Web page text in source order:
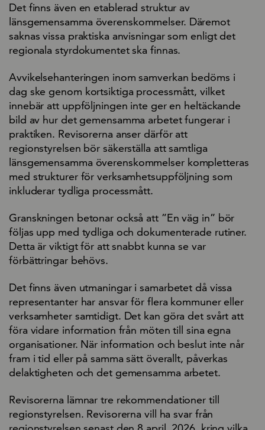
Det finns även en etablerad struktur av
länsgemensamma överenskommelser. Däremot
saknas vissa praktiska anvisningar som enligt det
regionala styrdokumentet ska finnas.
Avvikelsehanteringen inom samverkan bedöms i
dag ske genom kortsiktiga processmått, vilket
innebär att uppföljningen inte ger en heltäckande
bild av hur det gemensamma arbetet fungerar i
praktiken. Revisorerna anser därför att
regionstyrelsen bör säkerställa att samtliga
länsgemensamma överenskommelser kompletteras
med strukturer för verksamhetsuppföljning som
inkluderar tydliga processmått.
Granskningen betonar också att ”En väg in” bör
följas upp med tydliga och dokumenterade rutiner.
Detta är viktigt för att snabbt kunna se var
förbättringar behövs.
Det finns även utmaningar i samarbetet då vissa
representanter har ansvar för flera kommuner eller
verksamheter samtidigt. Det kan göra det svårt att
föra vidare information från möten till sina egna
organisationer. När information och beslut inte når
fram i tid eller på samma sätt överallt, påverkas
delaktigheten och det gemensamma arbetet.
Revisorerna lämnar tre rekommendationer till
regionstyrelsen. Revisorerna vill ha svar från